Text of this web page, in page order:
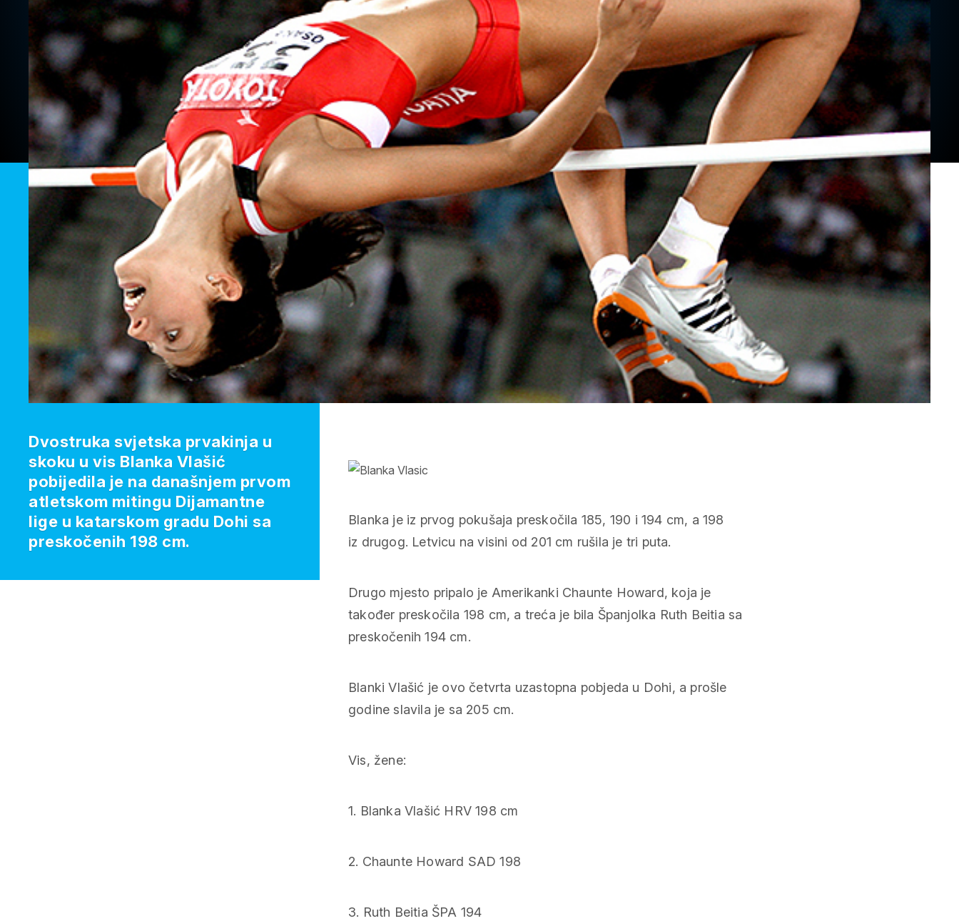
Blanka je iz prvog pokušaja preskočila 185, 190 i 194 cm, a 198
iz drugog. Letvicu na visini od 201 cm rušila je tri puta.
Drugo mjesto pripalo je Amerikanki Chaunte Howard, koja je
također preskočila 198 cm, a treća je bila Španjolka Ruth Beitia sa
preskočenih 194 cm.
Blanki Vlašić je ovo četvrta uzastopna pobjeda u Dohi, a prošle
godine slavila je sa 205 cm.
Vis, žene:
1. Blanka Vlašić HRV 198 cm
2. Chaunte Howard SAD 198
3. Ruth Beitia ŠPA 194
Dvostruka svjetska prvakinja u
skoku u vis Blanka Vlašić
pobijedila je na današnjem prvom
atletskom mitingu Dijamantne
lige u katarskom gradu Dohi sa
preskočenih 198 cm.